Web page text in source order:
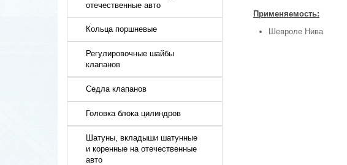
отечественные авто
Кольца поршневые
Регулировочные шайбы
клапанов
Седла клапанов
Головка блока цилиндров
Шатуны, вкладыши шатунные
и коренные на отечественные
авто
Применяемость:
Шевроле Нива